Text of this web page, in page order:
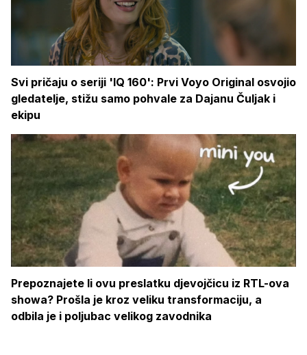
Svi pričaju o seriji 'IQ 160': Prvi Voyo Original osvojio
gledatelje, stižu samo pohvale za Dajanu Čuljak i
ekipu
Prepoznajete li ovu preslatku djevojčicu iz RTL-ova
showa? Prošla je kroz veliku transformaciju, a
odbila je i poljubac velikog zavodnika